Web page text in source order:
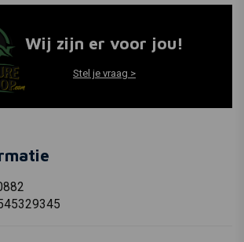
Wij zijn er voor jou!
Stel je vraag >